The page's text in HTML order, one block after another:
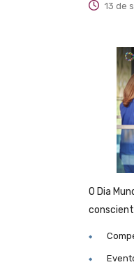
13 de
O Dia